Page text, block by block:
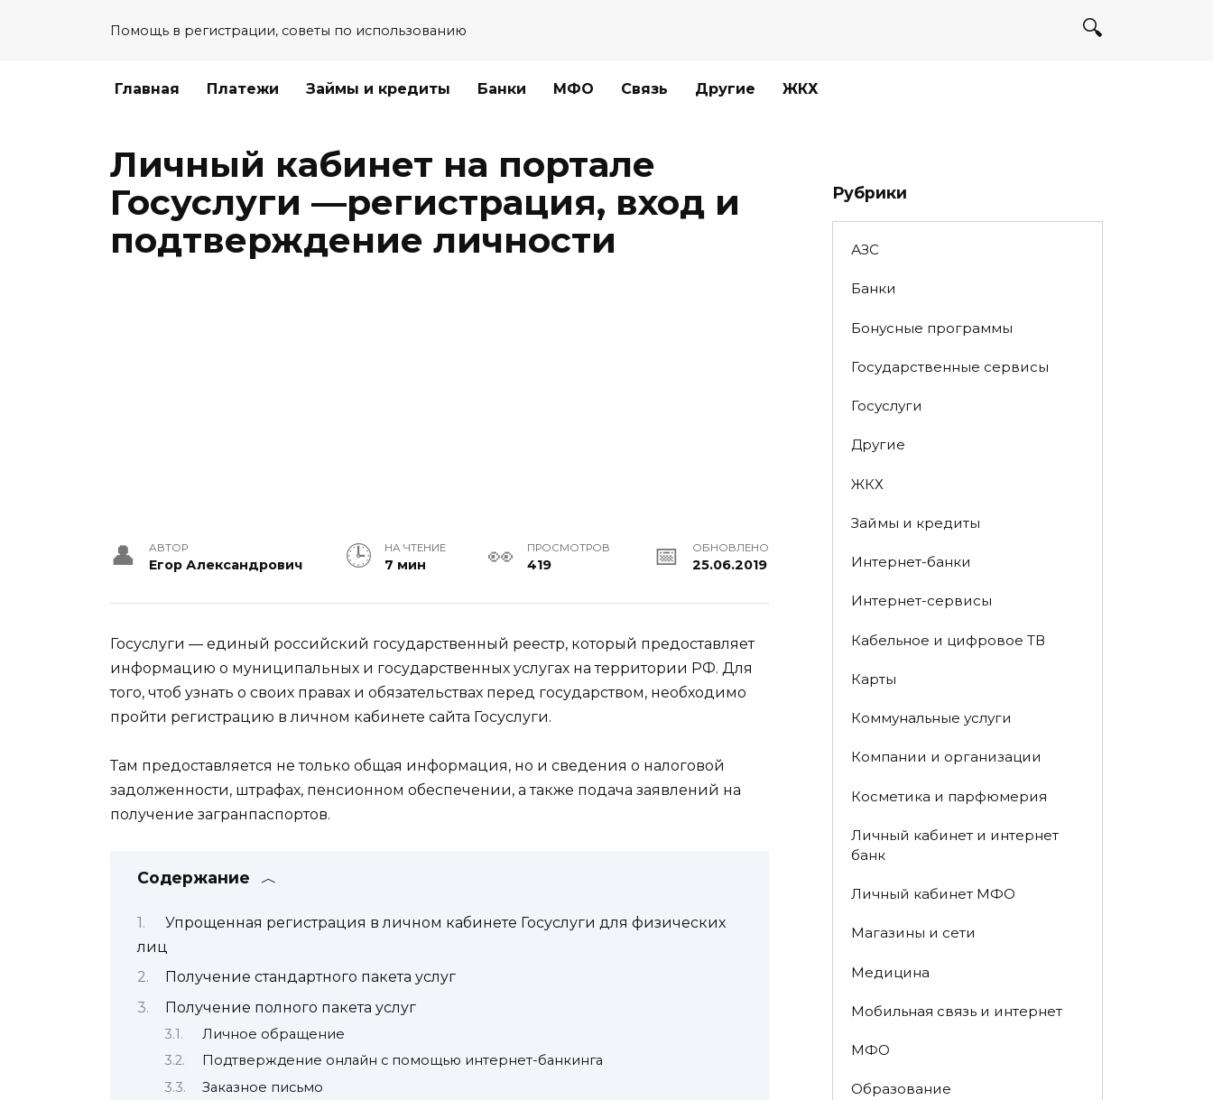
Помощь в регистрации, советы по использованию
Главная Платежи Займы и кредиты Банки МФО Связь Другие ЖКХ
Личный кабинет на портале
Госуслуги —регистрация, вход и
подтверждение личности
АВТОР
Егор Александрович
НА ЧТЕНИЕ
7 мин
ПРОСМОТРОВ
419
ОБНОВЛЕНО
25.06.2019
Госуслуги — единый российский государственный реестр, который предоставляет
информацию о муниципальных и государственных услугах на территории РФ. Для
того, чтоб узнать о своих правах и обязательствах перед государством, необходимо
пройти регистрацию в личном кабинете сайта Госуслуги.
Там предоставляется не только общая информация, но и сведения о налоговой
задолженности, штрафах, пенсионном обеспечении, а также подача заявлений на
получение загранпаспортов.
Содержание
Упрощенная регистрация в личном кабинете Госуслуги для физических
лиц
Получение стандартного пакета услуг
Получение полного пакета услуг
Личное обращение
Подтверждение онлайн с помощью интернет-банкинга
Заказное письмо
Рубрики
АЗС
Банки
Бонусные программы
Государственные сервисы
Госуслуги
Другие
ЖКХ
Займы и кредиты
Интернет-банки
Интернет-сервисы
Кабельное и цифровое ТВ
Карты
Коммунальные услуги
Компании и организации
Косметика и парфюмерия
Личный кабинет и интернет
банк
Личный кабинет МФО
Магазины и сети
Медицина
Мобильная связь и интернет
МФО
Образование